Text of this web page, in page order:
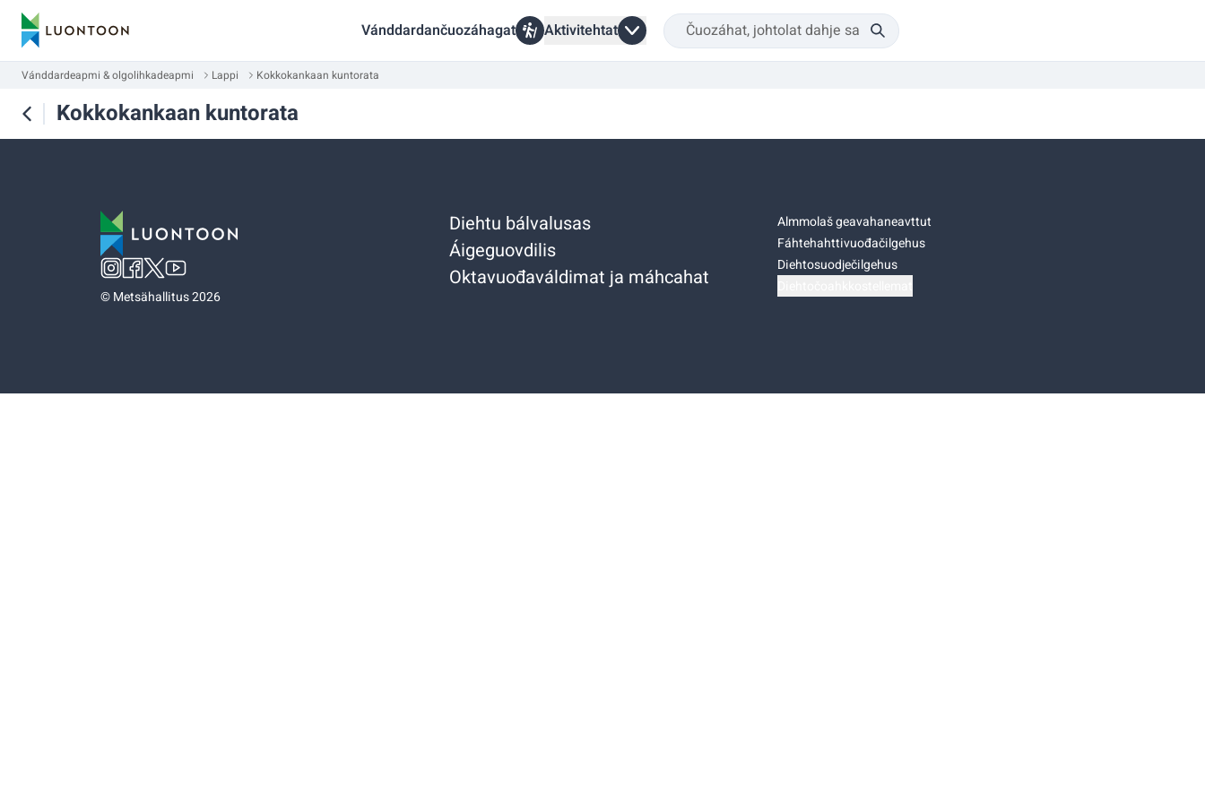
Vánddardančuozáhagat Aktivitehtat
Vánddardeapmi & olgolihkadeapmi Lappi Kokkokankaan kuntorata
Kokkokankaan kuntorata
©Metsähallitus 2026
Diehtu bálvalusas
Áigeguovdilis
Oktavuođaváldimat ja máhcahat
Almmolaš geavahaneavttut
Fáhtehahttivuođačilgehus
Diehtosuodječilgehus